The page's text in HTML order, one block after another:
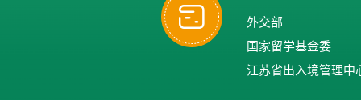
外交部
国家留学基金委
江苏省出入境管理中